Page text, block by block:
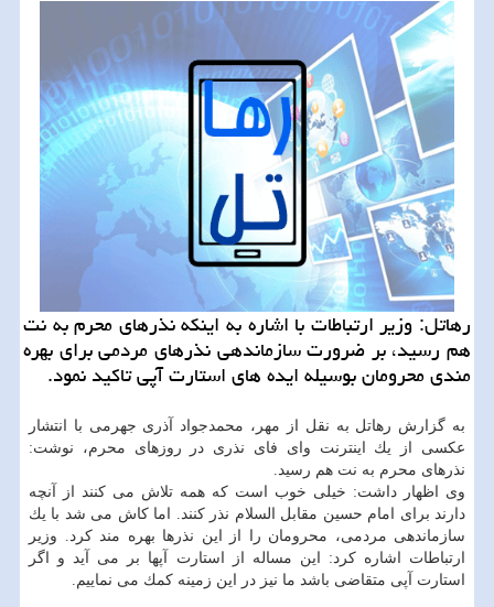
رهاتل: وزیر ارتباطات با اشاره به اینكه نذرهای محرم به نت
هم رسید، بر ضرورت سازماندهی نذرهای مردمی برای بهره
مندی محرومان بوسیله ایده های استارت آپی تاكید نمود.
به گزارش رهاتل به نقل از مهر، محمدجواد آذری جهرمی با انتشار
عكسی از یك اینترنت وای فای نذری در روزهای محرم، نوشت:
نذرهای محرم به نت هم رسید.
وی اظهار داشت: خیلی خوب است كه همه تلاش می كنند از آنچه
دارند برای امام حسین مقابل السلام نذر كنند. اما كاش می شد با یك
سازماندهی مردمی، محرومان را از این نذرها بهره مند كرد. وزیر
ارتباطات اشاره كرد: این مساله از استارت آپها بر می آید و اگر
استارت آپی متقاضی باشد ما نیز در این زمینه كمك می نماییم.